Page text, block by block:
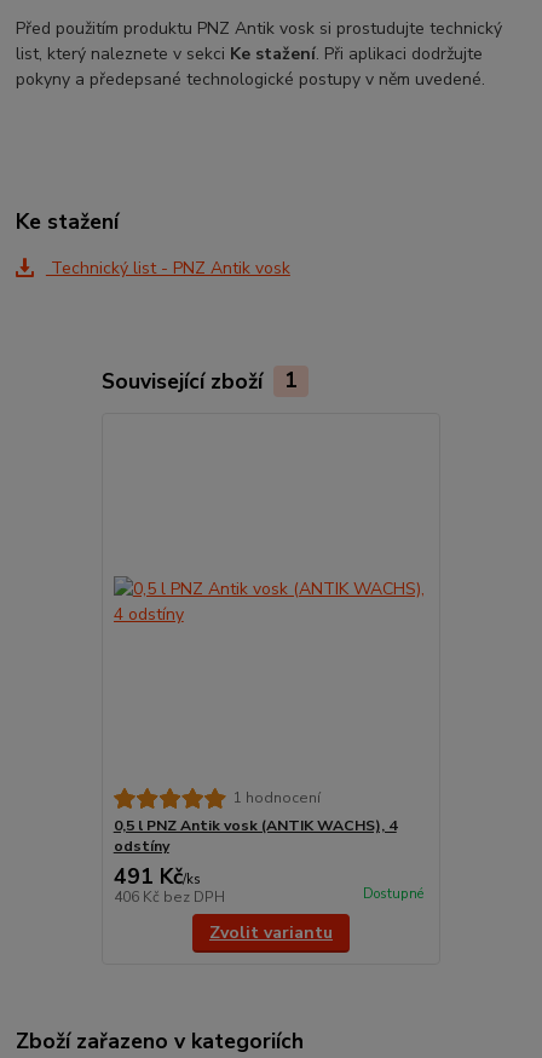
Před použitím produktu PNZ Antik vosk si prostudujte technický
list, který naleznete v sekci Ke stažení. Při aplikaci dodržujte
pokyny a předepsané technologické postupy v něm uvedené.
Ke stažení
Technický list - PNZ Antik vosk
Související zboží 1
1 hodnocení
0,5 l PNZ Antik vosk (ANTIK WACHS), 4
odstíny
491 Kč/ks
406 Kč bez DPH Dostupné
Zvolit variantu
Zboží zařazeno v kategoriích